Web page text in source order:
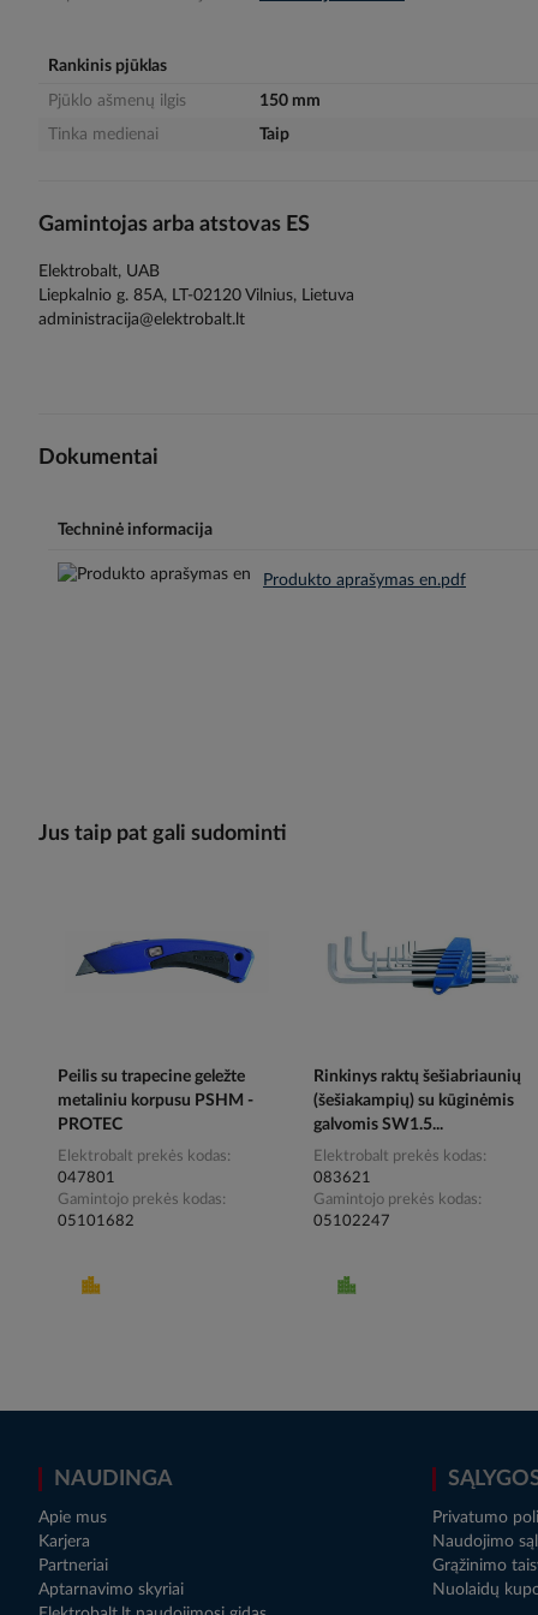
Rankinis pjūklas
Pjūklo ašmenų ilgis
150 mm
Tinka medienai
Taip
Gamintojas arba atstovas ES
Elektrobalt, UAB
Liepkalnio g. 85A, LT-02120 Vilnius, Lietuva
administracija@elektrobalt.lt
Dokumentai
Techninė informacija
Produkto aprašymas en.pdf
Jus taip pat gali sudominti
Peilis su trapecine geležte
metaliniu korpusu PSHM -
PROTEC
Elektrobalt prekės kodas
047801
Gamintojo prekės kodas
05101682
Rinkinys raktų šešiabriaunių
(šešiakampių) su kūginėmis
galvomis SW1.5...
Elektrobalt prekės kodas
083621
Gamintojo prekės kodas
05102247
NAUDINGA
Apie mus
Karjera
Partneriai
Aptarnavimo skyriai
Privatumo
Naudojimo
Grąžinimo
Nuolaidų